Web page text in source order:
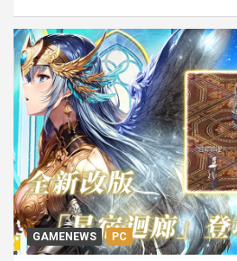
GAMENEWS PC